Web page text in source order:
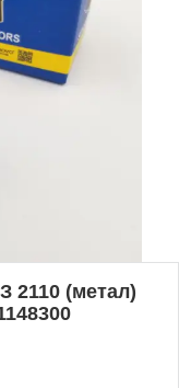
2110 (метал)